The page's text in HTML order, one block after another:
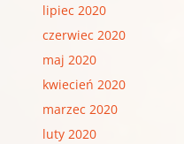
lipiec 2020
czerwiec 2020
maj 2020
kwiecień 2020
marzec 2020
luty 2020